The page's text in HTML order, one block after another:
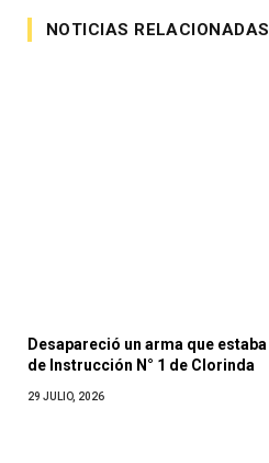
NOTICIAS RELACIONADAS
Desapareció un arma que
de Instrucción N° 1 de Clorinda
29 JULIO, 2026